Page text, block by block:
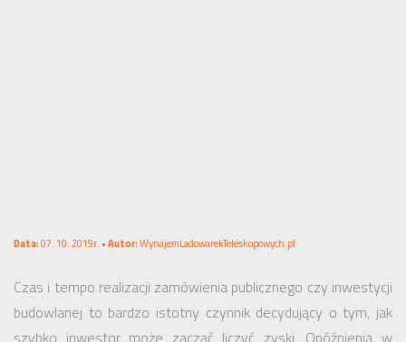
Data:07. 10. 2019r. •Autor:WynajemLadowarekTeleskopowych.pl
Czas i tempo realizacji zamówienia publicznego czy inwestycji
budowlanej to bardzo istotny czynnik decydujący o tym, jak